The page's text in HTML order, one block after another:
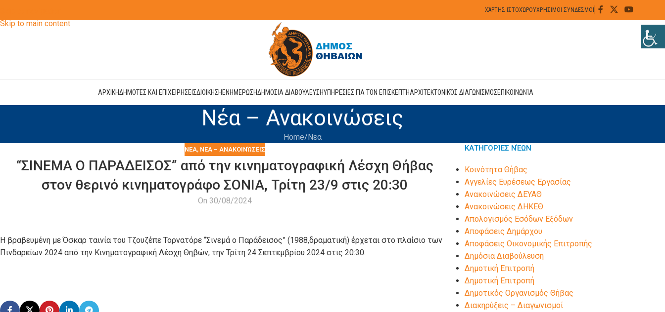
Skip to main content
ΧΆΡΤΗΣ ΙΣΤΟΧΏΡΟΥΧΡΉΣΙΜΟΙ ΣΎΝΔΕΣΜΟΙ
ΑΡΧΙΚΗΔΗΜΟΤΕΣ ΚΑΙ ΕΠΙΧΕΙΡΗΣΕΙΣΔΙΟΙΚΗΣΗΕΝΗΜΕΡΩΣΗΔΗΜΟΣΙΑ ΔΙΑΒΟΥΛΕΥΣΗΥΠΗΡΕΣΙΕΣ ΓΙΑ ΤΟΝ ΕΠΙΣΚΕΠΤΗΑΡΧΙΤΕΚΤΟΝΙΚΌΣ ΔΙΑΓΩΝΙΣΜΌΣΕΠΙΚΟΙΝΩΝΊΑ
Νέα – Ανακοινώσεις
Home Νεα
ΝΕΑ, ΝΈΑ – ΑΝΑΚΟΙΝΏΣΕΙΣ
“ΣΙΝΕΜΑ Ο ΠΑΡΑΔΕΙΣΟΣ” από την κινηματογραφική Λέσχη Θήβας
στον θερινό κινηματογράφο ΣΟΝΙΑ, Τρίτη 23/9 στις 20:30
On 30/08/2024
Η βραβευμένη με Όσκαρ ταινία του Τζουζέπε Τορνατόρε “Σινεμά ο Παράδεισος” (1988,δραματική) έρχεται στο πλαίσιο των
Πινδαρείων 2024 από την Κινηματογραφική Λέσχη Θηβών, την Τρίτη 24 Σεπτεμβρίου 2024 στις 20:30.
ΚΑΤΗΓΟΡΊΕΣ ΝΈΩΝ
Kοινότητα Θήβας
Αγγελίες Ευρέσεως Εργασίας
Ανακοινώσεις ΔΕΥΑΘ
Ανακοινώσεις ΔΗΚΕΘ
Απολογισμός Εσόδων Εξόδων
Αποφάσεις Δημάρχου
Αποφάσεις Οικονομικής Επιτροπής
Δημόσια Διαβούλευση
Δημοτική Επιτροπή
Δημοτική Επιτροπή
Δημοτικός Οργανισμός Θήβας
Διακηρύξεις – Διαγωνισμοί